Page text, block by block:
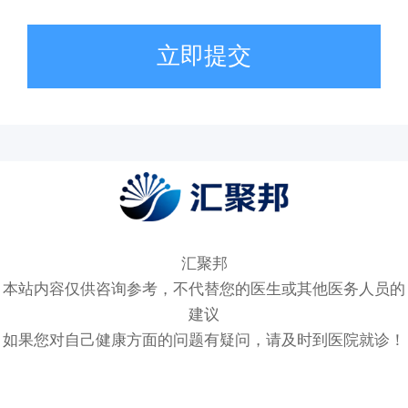
立即提交
汇聚邦
本站内容仅供咨询参考，不代替您的医生或其他医务人员的
建议
如果您对自己健康方面的问题有疑问，请及时到医院就诊！